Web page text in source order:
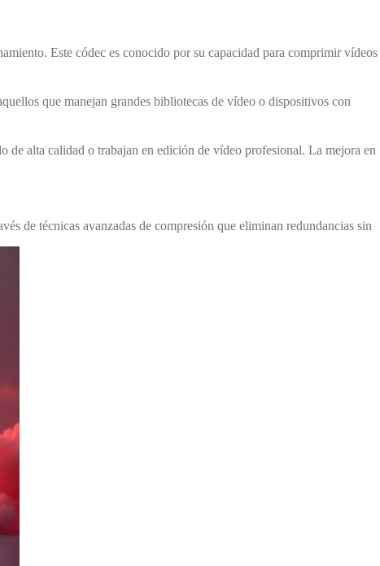
Este códec es conocido por su capacidad para comprimir vídeos
que manejan grandes bibliotecas de vídeo o dispositivos con
alta calidad o trabajan en edición de vídeo profesional. La mejora en
de técnicas avanzadas de compresión que eliminan redundancias sin